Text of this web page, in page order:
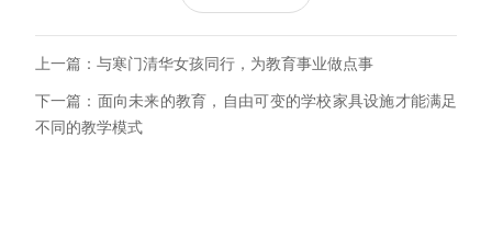
上一篇：与寒门清华女孩同行，为教育事业做点事
下一篇：面向未来的教育，自由可变的学校家具设施才能满足
不同的教学模式